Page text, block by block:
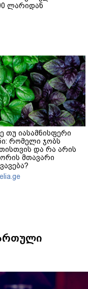
ლარიდან
თუ იასამნისფერი
რომელი ჯობს
და რა არის
მთავარი